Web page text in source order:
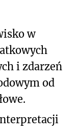
w
i zdarzeń
od